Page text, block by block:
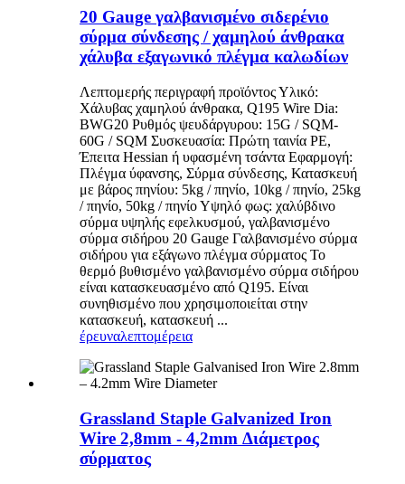
20 Gauge γαλβανισμένο σιδερένιο
σύρμα σύνδεσης / χαμηλού άνθρακα
χάλυβα εξαγωνικό πλέγμα καλωδίων
Λεπτομερής περιγραφή προϊόντος Υλικό:
Χάλυβας χαμηλού άνθρακα, Q195 Wire Dia:
BWG20 Ρυθμός ψευδάργυρου: 15G / SQM-
60G / SQM Συσκευασία: Πρώτη ταινία PE,
Έπειτα Hessian ή υφασμένη τσάντα Εφαρμογή:
Πλέγμα ύφανσης, Σύρμα σύνδεσης, Κατασκευή
με βάρος πηνίου: 5kg / πηνίο, 10kg / πηνίο, 25kg
/ πηνίο, 50kg / πηνίο Υψηλό φως: χαλύβδινο
σύρμα υψηλής εφελκυσμού, γαλβανισμένο
σύρμα σιδήρου 20 Gauge Γαλβανισμένο σύρμα
σιδήρου για εξάγωνο πλέγμα σύρματος Το
θερμό βυθισμένο γαλβανισμένο σύρμα σιδήρου
είναι κατασκευασμένο από Q195. Είναι
συνηθισμένο που χρησιμοποιείται στην
κατασκευή, κατασκευή ...
έρευναλεπτομέρεια
Grassland Staple Galvanized Iron
Wire 2,8mm - 4,2mm Διάμετρος
σύρματος